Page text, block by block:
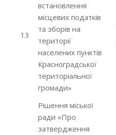
13
встановлення
місцевих податків
та зборів на
території
населених пунктів
Красноградської
територіальної
громади»
Рішення міської
ради «Про
затвердження